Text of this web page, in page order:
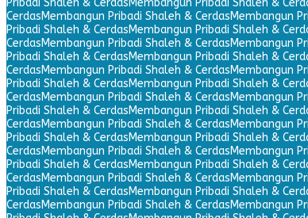
Pribadi Shaleh & CerdasMembangun Pribadi Shaleh &
CerdasMembangun Pribadi Shaleh & CerdasMembangun
Pribadi Shaleh & CerdasMembangun Pribadi Shaleh &
CerdasMembangun Pribadi Shaleh & CerdasMembangun
Pribadi Shaleh & CerdasMembangun Pribadi Shaleh &
CerdasMembangun Pribadi Shaleh & CerdasMembangun
Pribadi Shaleh & CerdasMembangun Pribadi Shaleh &
CerdasMembangun Pribadi Shaleh & CerdasMembangun
Pribadi Shaleh & CerdasMembangun Pribadi Shaleh &
CerdasMembangun Pribadi Shaleh & CerdasMembangun
Pribadi Shaleh & CerdasMembangun Pribadi Shaleh &
CerdasMembangun Pribadi Shaleh & CerdasMembangun
Pribadi Shaleh & CerdasMembangun Pribadi Shaleh &
CerdasMembangun Pribadi Shaleh & CerdasMembangun
Pribadi Shaleh & CerdasMembangun Pribadi Shaleh &
CerdasMembangun Pribadi Shaleh & CerdasMembangun